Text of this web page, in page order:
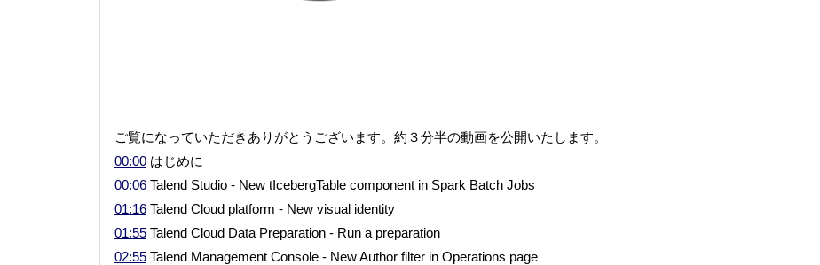
ご覧になっていただきありがとうございます。約３分半の動画を公開いたします。
00:00 はじめに
00:06 Talend Studio - New tIcebergTable component in Spark Batch Jobs
01:16 Talend Cloud platform - New visual identity
01:55 Talend Cloud Data Preparation - Run a preparation
02:55 Talend Management Console - New Author filter in Operations page